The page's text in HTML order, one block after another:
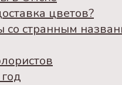
цветов?
со странным